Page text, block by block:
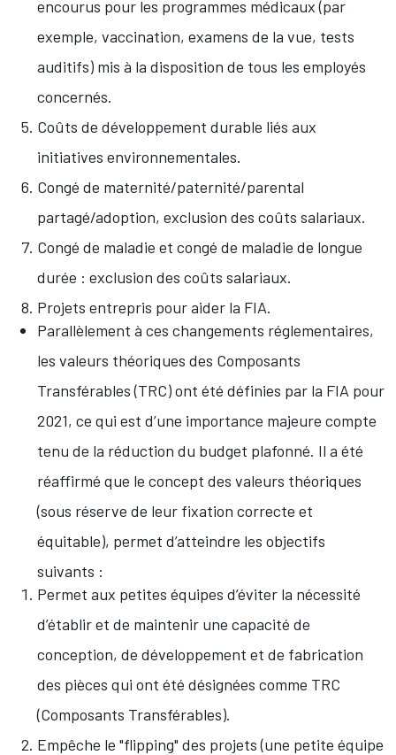
encourus pour les programmes médicaux (par
exemple, vaccination, examens de la vue, tests
auditifs) mis à la disposition de tous les employés
concernés.
Coûts de développement durable liés aux
initiatives environnementales.
Congé de maternité/paternité/parental
partagé/adoption, exclusion des coûts salariaux.
Congé de maladie et congé de maladie de longue
durée : exclusion des coûts salariaux.
Projets entrepris pour aider la FIA.
Parallèlement à ces changements réglementaires,
les valeurs théoriques des Composants
Transférables (TRC) ont été définies par la FIA pour
2021, ce qui est d’une importance majeure compte
tenu de la réduction du budget plafonné. Il a été
réaffirmé que le concept des valeurs théoriques
(sous réserve de leur fixation correcte et
équitable), permet d’atteindre les objectifs
suivants :
Permet aux petites équipes d’éviter la nécessité
d’établir et de maintenir une capacité de
conception, de développement et de fabrication
des pièces qui ont été désignées comme TRC
(Composants Transférables).
Empêche le "flipping" des projets (une petite équipe